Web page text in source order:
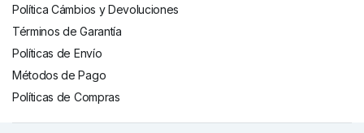
Política Cámbios y Devoluciones
Términos de Garantía
Políticas de Envío
Métodos de Pago
Políticas de Compras